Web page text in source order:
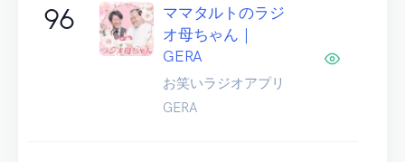
96
ママタルトのラジ
オ母ちゃん｜
GERA
お笑いラジオアプリ
GERA